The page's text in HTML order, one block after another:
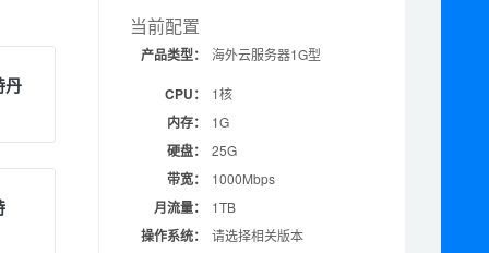
当前配置
产品类型： 海外云服务器1G型
CPU： 1核
内存： 1G
硬盘： 25G
带宽： 1000Mbps
月流量： 1TB
操作系统： 请选择相关版本
丹